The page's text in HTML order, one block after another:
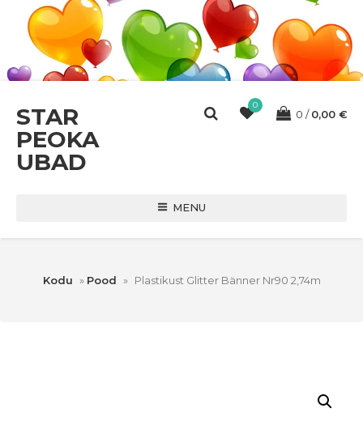
STAR
PEOKA
UBAD
0
0 0,00 €
MENU
Kodu » Pood » Plastikust Glitter Bänner Nr90 2,74m